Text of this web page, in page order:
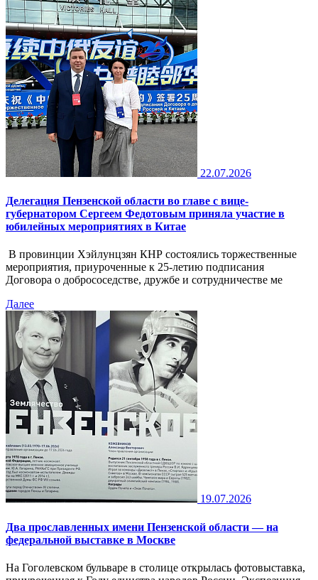
22.07.2026
Делегация Пензенской области во главе с вице-
губернатором Сергеем Федотовым приняла участие в
юбилейных мероприятиях в Китае
В провинции Хэйлунцзян КНР состоялись торжественные
мероприятия, приуроченные к 25-летию подписания
Договора о добрососедстве, дружбе и сотрудничестве ме
Далее
19.07.2026
Два прославленных имени Пензенской области — на
федеральной выставке в Москве
На Гоголевском бульваре в столице открылась фотовыставка,